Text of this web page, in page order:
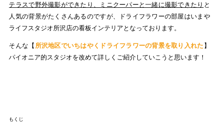
テラスで野外撮影ができたり、ミニクーパーと一緒に撮影できたり と
人気の背景がたくさんあるのですが、ドライフラワーの部屋はいまや
ライフスタジオ所沢店の看板インテリアとなっております。
そんな【所沢地区でいちはやくドライフラワーの背景を取り入れた】
パイオニア的スタジオを改めて詳しくご紹介していこうと思います！
もくじ